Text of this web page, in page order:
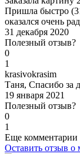
Пришла быстро
оказался очень
31 декабря 2020
Полезный отзыв?
0
1
krasivokrasim
Таня, Спасибо за
19 января 2021
Полезный отзыв?
0
1
Еще комментарии
Оставить отзыв о